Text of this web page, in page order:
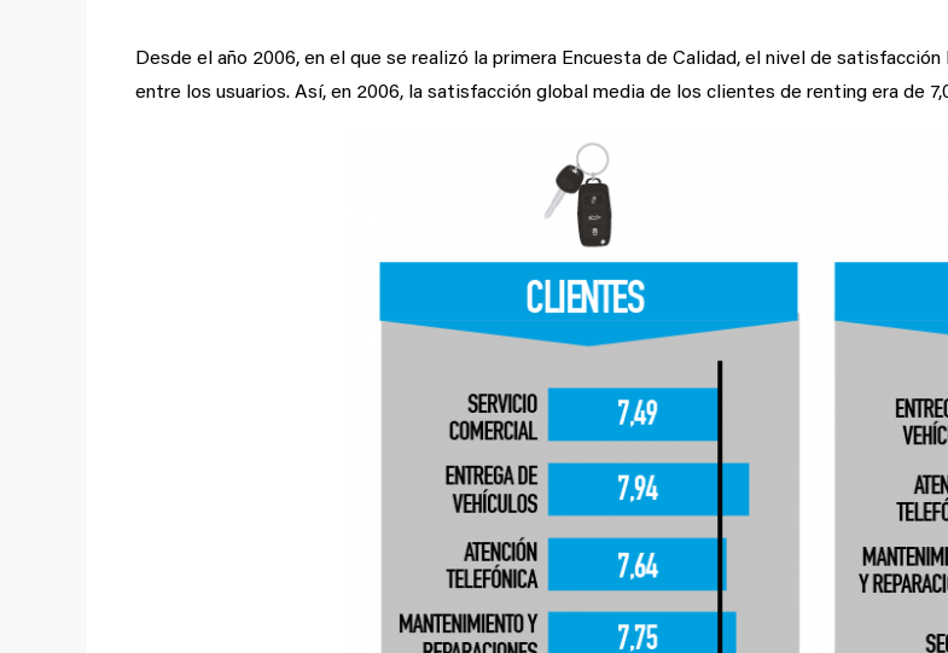
Desde el año 2006, en el que se realizó la primera Encuesta de Calidad, el nivel de
entre los usuarios. Así, en 2006, la satisfacción global media de los clientes de renting era de